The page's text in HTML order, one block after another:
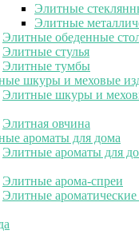
Элитные
Элитные
Элитные обеденные
Элитные стулья
Элитные тумбы
шкуры и меховые
Элитные шкуры и
Элитная овчина
ароматы для дома
Элитные ароматы для
Элитные арома-спреи
Элитные ароматические